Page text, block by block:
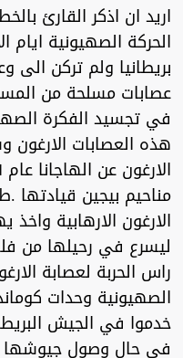
اريد ان اذكر القارئ
الحركة الصهيونية
بريطانيا ولم تركن الى
عصابات مسلحة من
في تجسيد الفكرة
هذه العصابات الارغون
مناحيم بيجين قيادتها
الارغون الارهابية واخذ
ليسرع في رحيلها من
الصهيونية وحدات
خدموا في الجيش